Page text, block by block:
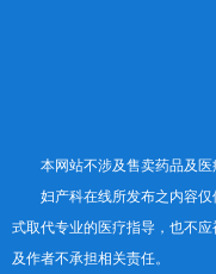
本网站不涉及售卖药品及
妇产科在线所发布之内容
式取代专业的医疗指导，也不
及作者不承担相关责任。